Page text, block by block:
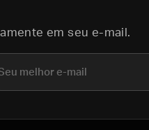
em seu e-mail.